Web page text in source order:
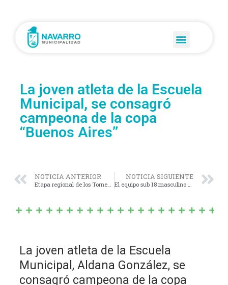
La joven atleta de la Escuela
Municipal, se consagró
campeona de la copa
“Buenos Aires”
NOTICIA ANTERIOR
Etapa regional de los Torneos Bonaerenses.
NOTICIA SIGUIENTE
El equipo sub 18 masculino de futbol 11, clasificó a la final de los Juegos Bonaerenses.
La joven atleta de la Escuela
Municipal, Aldana González, se
consagró campeona de la copa